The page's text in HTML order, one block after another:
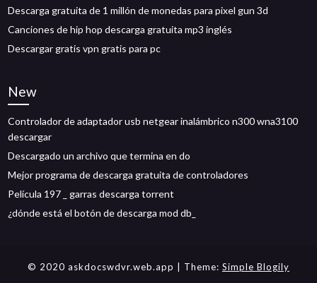
Descarga gratuita de 1 millón de monedas para pixel gun 3d
Canciones de hip hop descarga gratuita mp3 inglés
Descargar gratis vpn gratis para pc
New
Controlador de adaptador usb netgear inalámbrico n300 wna3100
descargar
Descargado un archivo que termina en do
Mejor programa de descarga gratuita de controladores
Película 197 _ garras descarga torrent
¿dónde está el botón de descarga mod db_
© 2020 askdocswdvr.web.app | Theme: Simple Blogily